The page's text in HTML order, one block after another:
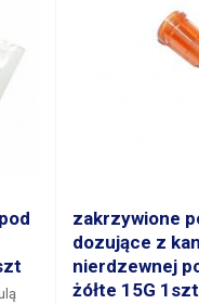
zakrzywione
dozujące z
nierdzewnej
żółte 15G 1szt